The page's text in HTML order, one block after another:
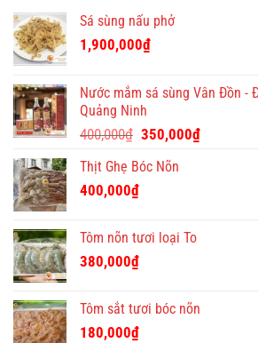
Tết
Việt
chỉ
nghĩa
độc
đáo
Sá sùng nấu phở
1,900,000₫
Nước mắm sá sùng Vân Đồn -
Quảng Ninh
400,000₫ Giá
là:
350,000₫Giá
Thịt Ghẹ Bóc Nõn
400,000₫
Tôm nõn tươi loại To
380,000₫
Tôm sắt tươi bóc nõn
180,000₫